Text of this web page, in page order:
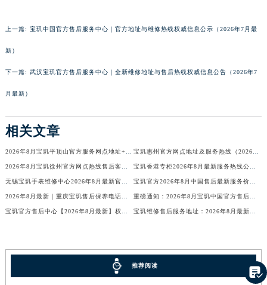
西藏自治区阿里地区噶尔县北京西路宝玑售后服务中心（需提前预约）
西藏自治区林芝市巴宜区广东路宝玑售后服务中心（需提前预约）
云南省德宏傣族景颇族自治州芒市团结大街宝玑售后服务中心（需提前预约）
云南省迪庆藏族自治州香格里拉市长征大道宝玑售后服务中心（需提前预约）
云南省临沧市临翔区世纪路宝玑售后服务中心（需提前预约）
云南省怒江傈僳族自治州泸水市人民路宝玑售后服务中心（需提前预约）
上一篇: 宝玑中国官方售后服务中心｜官方地址与维修热线权威信息公示（2026年7月最
新）
下一篇: 武汉宝玑官方售后服务中心｜全新维修地址与售后热线权威信息公告（2026年7
月最新）
相关文章
2026年8月宝玑平顶山官方服务网点地址+售后热线电话 宝玑惠州官方网点地址及服务热线（2026年8月最新权威）
2026年8月宝玑徐州官方网点热线售后客户服务地址最新通知 宝玑香港专柜2026年8月最新服务热线公开，官方客服团队为您服务
无锡宝玑手表维修中心2026年8月最新官方售后信息公示 宝玑官方2026年8月中国售后最新服务价格与周期明细，表镜更换业务需通过官方客服预约
2026年8月最新｜重庆宝玑售后保养电话官方公告与权威服务信息公示 重磅通知：2026年8月宝玑中国官方售后服务价格与周期调整，换电池业务全国统一价格
宝玑官方售后中心【2026年8月最新】权威维修保养服务信息公示公告 宝玑维修售后服务地址：2026年8月最新官方权威公示网点信息与完整保养服务通告
推荐阅读
